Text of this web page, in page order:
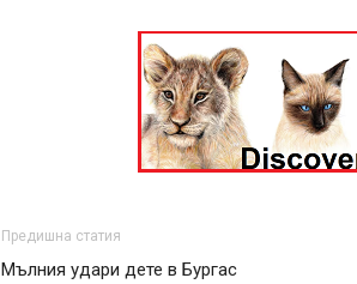
Предишна статия
Мълния удари дете в Бургас